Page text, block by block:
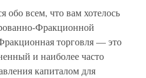
обо всем, что вам хотелось
Фракционной
торговля — это
и наиболее часто
капиталом для